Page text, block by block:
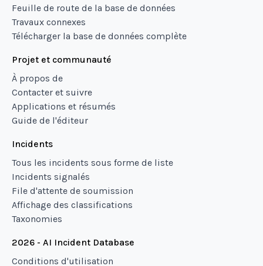
Feuille de route de la base de données
Travaux connexes
Télécharger la base de données complète
Projet et communauté
À propos de
Contacter et suivre
Applications et résumés
Guide de l'éditeur
Incidents
Tous les incidents sous forme de liste
Incidents signalés
File d'attente de soumission
Affichage des classifications
Taxonomies
2026 - AI Incident Database
Conditions d'utilisation